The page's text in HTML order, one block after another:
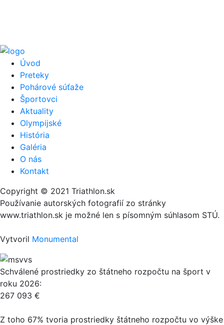
Úvod
Preteky
Pohárové súťaže
Športovci
Aktuality
Olympijské
História
Galéria
O nás
Kontakt
Copyright © 2021 Triathlon.sk
Používanie autorských fotografií zo stránky
www.triathlon.sk je možné len s písomným súhlasom STÚ.
Vytvoril Monumental
Schválené prostriedky zo štátneho rozpočtu na šport v
roku 2026:
267 093 €
Z toho 67% tvoria prostriedky štátneho rozpočtu vo výške